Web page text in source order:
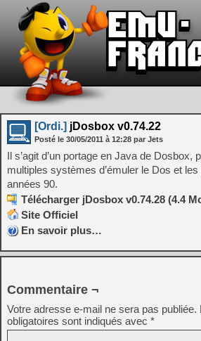
[Ordi.] jDosbox v0.74.22
Posté le 30/05/2011 à 12:28 par Jets
Il s’agit d’un portage en Java de Dosbox,
multiples systèmes d’émuler le Dos et
années 90.
Télécharger jDosbox v0.74.28 (4.4
Site Officiel
En savoir plus…
Commentaire ¬
Votre adresse e-mail ne sera pas publiée.
obligatoires sont indiqués avec *